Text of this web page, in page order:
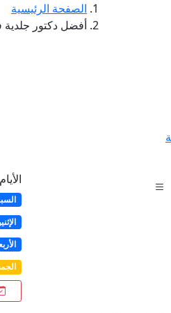
الصفحة الرئيسية
أفضل دكتور